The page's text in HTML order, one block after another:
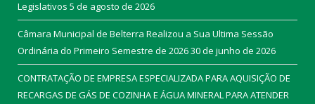
Legislativos 5 de agosto de 2026
Câmara Municipal de Belterra Realizou a Sua Ultima Sessão
Ordinária do Primeiro Semestre de 202630 de junho de 2026
CONTRATAÇÃO DE EMPRESA ESPECIALIZADA PARA AQUISIÇÃO DE
RECARGAS DE GÁS DE COZINHA E ÁGUA MINERAL PARA ATENDER